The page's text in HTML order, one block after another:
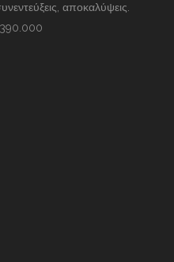
αποκαλύψεις.